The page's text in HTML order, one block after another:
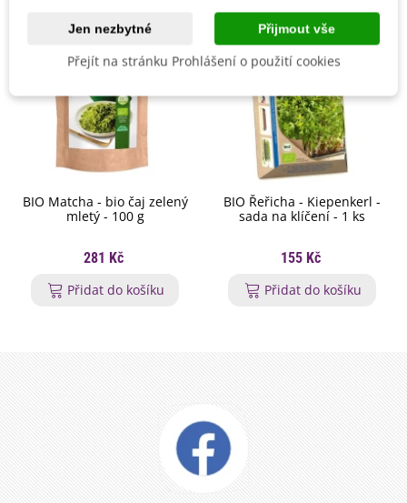
BIO Matcha - bio čaj zelený
mletý - 100 g
281 Kč
Přidat do košíku
BIO Řeřicha - Kiepenkerl -
sada na klíčení - 1 ks
155 Kč
Přidat do košíku
Jen nezbytné Přijmout vše
Přejít na stránku Prohlášení o použití cookies